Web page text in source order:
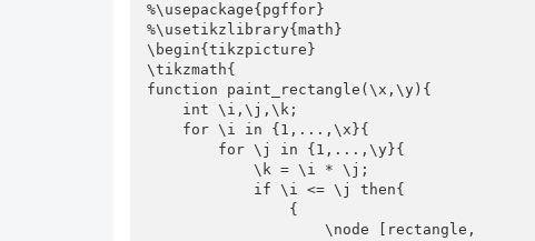
%\usepackage{pgffor}
%\usetikzlibrary{math}
\begin{tikzpicture}
\tikzmath{
function paint_rectangle(\x,\y){
            \k = \i * \j;
                    \node [rectangle,